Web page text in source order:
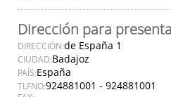
Dirección para
DIRECCIÓN:de España 1
CIUDAD:Badajoz
PAÍS:España
TLFNO:924881001 - 924881001